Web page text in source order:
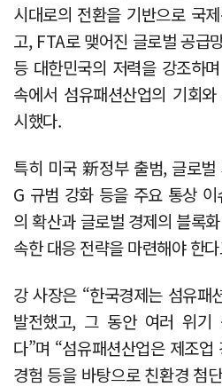
시대로의 전환을 기반으로 국
고, FTA로 맺어진 글로벌 공급
등 대한민국의 저력을 강조하
속에서 섬유패션산업의 기회
시했다.
특히 미국 新정부 출범, 글로
G 규범 강화 등을 주요 통상
의 확산과 글로벌 경제의 블록
속한 대응 전략을 마련해야 한
강 사장은 “한국경제는 섬유패
발전했고, 그 동안 여러 위기
다”며 “섬유패션산업은 제조
경험 등을 바탕으로 친환경 첨